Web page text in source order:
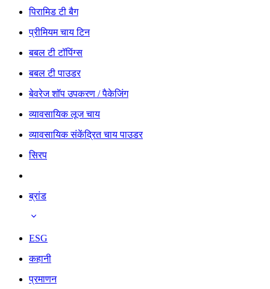
पिरामिड टी बैग
प्रीमियम चाय टिन
बबल टी टॉपिंग्स
बबल टी पाउडर
बेवरेज शॉप उपकरण / पैकेजिंग
व्यावसायिक लूज चाय
व्यावसायिक संकेंद्रित चाय पाउडर
सिरप
ब्रांड
ESG
कहानी
प्रमाणन